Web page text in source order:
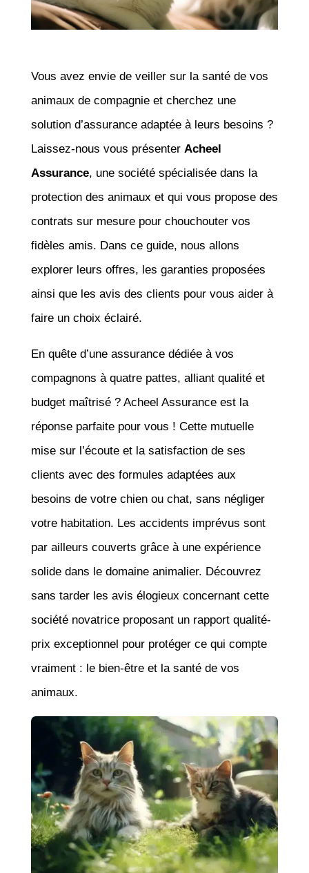
Vous avez envie de veiller sur la santé de vos
animaux de compagnie et cherchez une
solution d’assurance adaptée à leurs besoins ?
Laissez-nous vous présenter Acheel
Assurance, une société spécialisée dans la
protection des animaux et qui vous propose des
contrats sur mesure pour chouchouter vos
fidèles amis. Dans ce guide, nous allons
explorer leurs offres, les garanties proposées
ainsi que les avis des clients pour vous aider à
faire un choix éclairé.
En quête d’une assurance dédiée à vos
compagnons à quatre pattes, alliant qualité et
budget maîtrisé ? Acheel Assurance est la
réponse parfaite pour vous ! Cette mutuelle
mise sur l’écoute et la satisfaction de ses
clients avec des formules adaptées aux
besoins de votre chien ou chat, sans négliger
votre habitation. Les accidents imprévus sont
par ailleurs couverts grâce à une expérience
solide dans le domaine animalier. Découvrez
sans tarder les avis élogieux concernant cette
société novatrice proposant un rapport qualité-
prix exceptionnel pour protéger ce qui compte
vraiment : le bien-être et la santé de vos
animaux.